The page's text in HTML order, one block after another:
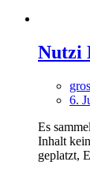
Nutzi
6.
Es
Inhalt
geplatzt,